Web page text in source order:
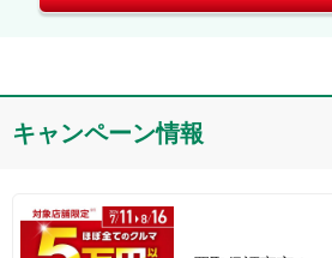
キャンペーン情報